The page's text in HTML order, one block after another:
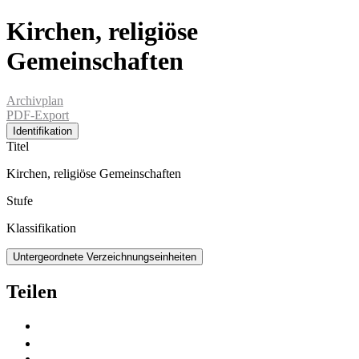
Kirchen, religiöse
Gemeinschaften
Archivplan
PDF-Export
Identifikation
Titel
Kirchen, religiöse Gemeinschaften
Stufe
Klassifikation
Untergeordnete Verzeichnungseinheiten
Teilen